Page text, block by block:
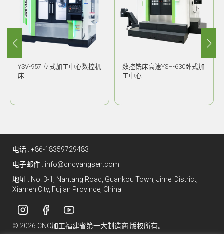
YSV-957 立式加工中心数控机
床
数控铣床高速YSH-630卧式加
工中心
电话 : +86-18359729483
电子邮件 : info@cncyangsen.com
地址 : No. 3-1, Nantang Road, Guankou Town, Jimei District,
Xiamen City, Fujian Province, China
© 2026 CNC加工福建省第一大制造商 版权所有。